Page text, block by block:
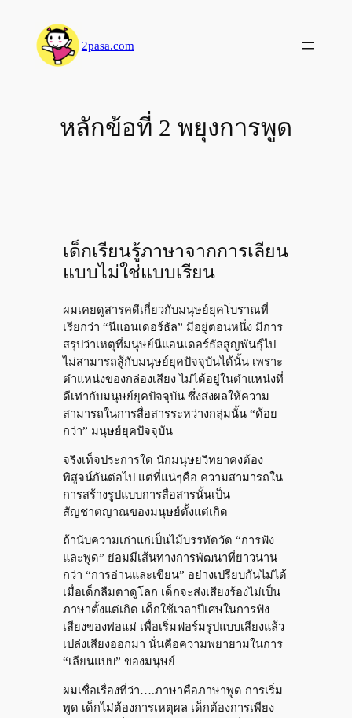
content
2pasa.com
หลักข้อที่ 2 พยุงการพูด
เด็กเรียนรู้ภาษาจากการเลียน
แบบไม่ใช่แบบเรียน
ผมเคยดูสารคดีเกี่ยวกับมนุษย์ยุคโบราณที่
เรียกว่า “นีแอนเดอร์ธัล” มีอยู่ตอนหนึ่ง มีการ
สรุปว่าเหตุที่มนุษย์นีแอนเดอร์ธัลสูญพันธุ์ไป
ไม่สามารถสู้กับมนุษย์ยุคปัจจุบันได้นั้น เพราะ
ตำแหน่งของกล่องเสียง ไม่ได้อยู่ในตำแหน่งที่
ดีเท่ากับมนุษย์ยุคปัจจุบัน ซึ่งส่งผลให้ความ
สามารถในการสื่อสารระหว่างกลุ่มนั้น “ด้อย
กว่า” มนุษย์ยุคปัจจุบัน
จริงเท็จประการใด นักมนุษยวิทยาคงต้อง
พิสูจน์กันต่อไป แต่ที่แน่ๆคือ ความสามารถใน
การสร้างรูปแบบการสื่อสารนั้นเป็น
สัญชาตญาณของมนุษย์ตั้งแต่เกิด
ถ้านับความเก่าแก่เป็นไม้บรรทัดวัด “การฟัง
และพูด” ย่อมมีเส้นทางการพัฒนาที่ยาวนาน
กว่า “การอ่านและเขียน” อย่างเปรียบกันไม่ได้
เมื่อเด็กลืมตาดูโลก เด็กจะส่งเสียงร้องไม่เป็น
ภาษาตั้งแต่เกิด เด็กใช้เวลาปีเศษในการฟัง
เสียงของพ่อแม่ เพื่อเริ่มฟอร์มรูปแบบเสียงแล้ว
เปล่งเสียงออกมา นั่นคือความพยายามในการ
“เลียนแบบ” ของมนุษย์
ผมเชื่อเรื่องที่ว่า….ภาษาคือภาษาพูด การเริ่ม
พูด เด็กไม่ต้องการเหตุผล เด็กต้องการเพียง